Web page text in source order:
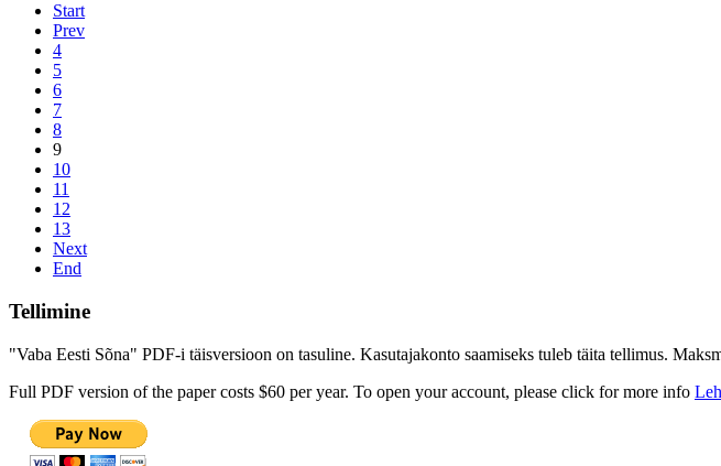
Start
Prev
4
5
6
7
8
9
10
11
12
13
Next
End
Tellimine
"Vaba Eesti Sõna" PDF-i täisversioon on tasuline. Kasutajakonto saamiseks tuleb täita tellimus.
Full PDF version of the paper costs $60 per year. To open your account, please click for more info